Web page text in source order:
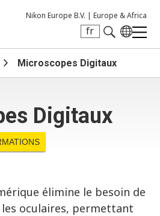
Nikon Europe B.V. | Europe & Africa
fr
Microscopes Digitaux
Digitaux
élimine le besoin de
oculaires, permettant